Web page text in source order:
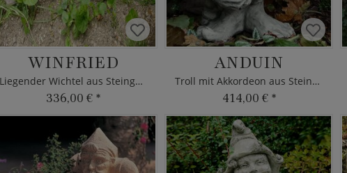
WINFRIED
Liegender Wichtel aus Steinguss
336,00 € *
ANDUIN
Troll mit Akkordeon aus Steinguss
414,00 € *